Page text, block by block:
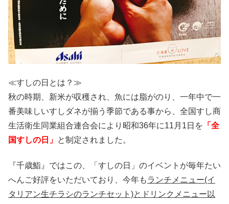
≪すしの日とは？≫
秋の時期、新米が収穫され、魚には脂がのり、一年中で一
番美味しいすしダネが揃う季節である事から、全国すし商
生活衛生同業組合連合会により昭和36年に11月1日を 「全
国すしの日」 と制定されました。
『千歳鮨』ではこの、「すしの日」のイベントが毎年たい
へんご好評をいただいており、今年もランチメニュー(イ
タリアン生チラシのランチセット)とドリンクメニュー以